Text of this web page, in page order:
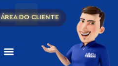
ÁREA DO CLIENTE